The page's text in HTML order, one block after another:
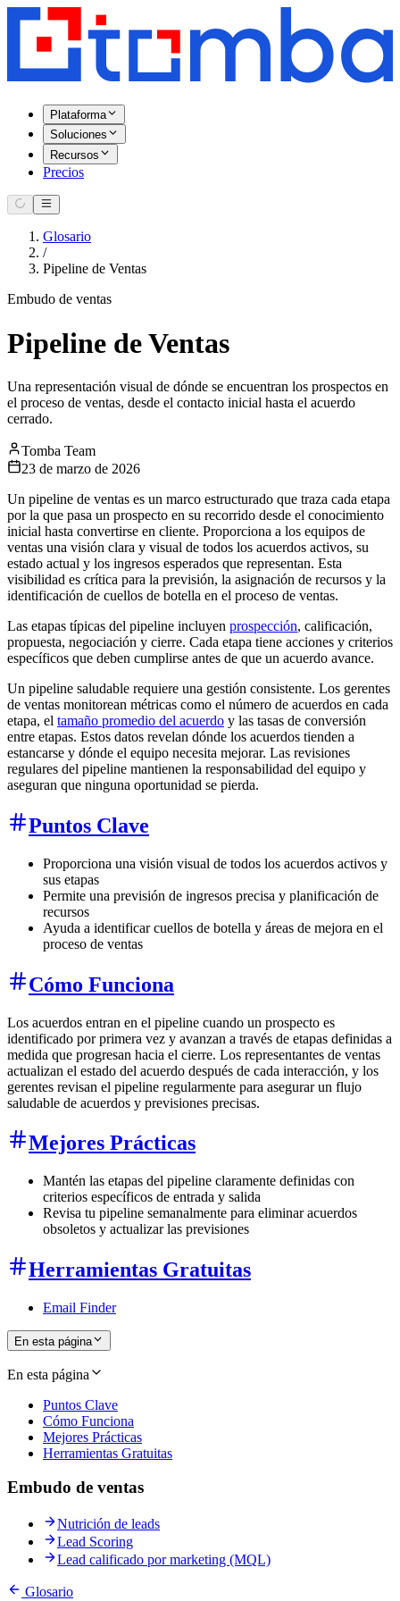
Plataforma
Soluciones
Recursos
Precios
Glosario
/
Pipeline de Ventas
Embudo de ventas
Pipeline de Ventas
Una representación visual de dónde se encuentran los prospectos en
el proceso de ventas, desde el contacto inicial hasta el acuerdo
cerrado.
Tomba Team
23 de marzo de 2026
Un pipeline de ventas es un marco estructurado que traza cada etapa
por la que pasa un prospecto en su recorrido desde el conocimiento
inicial hasta convertirse en cliente. Proporciona a los equipos de
ventas una visión clara y visual de todos los acuerdos activos, su
estado actual y los ingresos esperados que representan. Esta
visibilidad es crítica para la previsión, la asignación de recursos y la
identificación de cuellos de botella en el proceso de ventas.
Las etapas típicas del pipeline incluyen prospección, calificación,
propuesta, negociación y cierre. Cada etapa tiene acciones y criterios
específicos que deben cumplirse antes de que un acuerdo avance.
Un pipeline saludable requiere una gestión consistente. Los gerentes
de ventas monitorean métricas como el número de acuerdos en cada
etapa, el tamaño promedio del acuerdo y las tasas de conversión
entre etapas. Estos datos revelan dónde los acuerdos tienden a
estancarse y dónde el equipo necesita mejorar. Las revisiones
regulares del pipeline mantienen la responsabilidad del equipo y
aseguran que ninguna oportunidad se pierda.
Puntos Clave
Proporciona una visión visual de todos los acuerdos activos y
sus etapas
Permite una previsión de ingresos precisa y planificación de
recursos
Ayuda a identificar cuellos de botella y áreas de mejora en el
proceso de ventas
Cómo Funciona
Los acuerdos entran en el pipeline cuando un prospecto es
identificado por primera vez y avanzan a través de etapas definidas a
medida que progresan hacia el cierre. Los representantes de ventas
actualizan el estado del acuerdo después de cada interacción, y los
gerentes revisan el pipeline regularmente para asegurar un flujo
saludable de acuerdos y previsiones precisas.
Mejores Prácticas
Mantén las etapas del pipeline claramente definidas con
criterios específicos de entrada y salida
Revisa tu pipeline semanalmente para eliminar acuerdos
obsoletos y actualizar las previsiones
Herramientas Gratuitas
Email Finder
En esta página
En esta página
Puntos Clave
Cómo Funciona
Mejores Prácticas
Herramientas Gratuitas
Embudo de ventas
Nutrición de leads
Lead Scoring
Lead calificado por marketing (MQL)
Glosario